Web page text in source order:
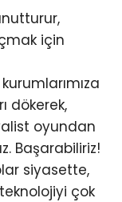
için
dökerek,
oyundan
Başarabiliriz!
siyasette,
çok